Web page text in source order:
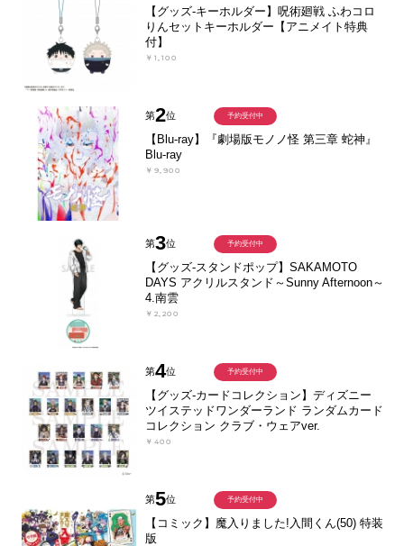
【グッズ-キーホルダー】呪術廻戦 ふわコロ
りんセットキーホルダー【アニメイト特典
付】
￥1,100
第2位
【Blu-ray】『劇場版モノノ怪 第三章 蛇神』
Blu-ray
￥9,900
予約受付中
第3位
【グッズ-スタンドポップ】SAKAMOTO
DAYS アクリルスタンド～Sunny Afternoon～
4.南雲
￥2,200
予約受付中
第4位
【グッズ-カードコレクション】ディズニー
ツイステッドワンダーランド ランダムカード
コレクション クラブ・ウェアver.
￥400
予約受付中
第5位
【コミック】魔入りました!入間くん(50) 特装
版
予約受付中